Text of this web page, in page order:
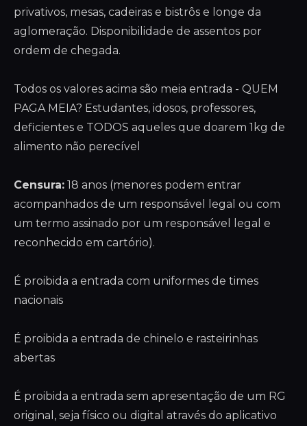
privativos, mesas, cadeiras e bistrôs e longe da
aglomeração. Disponibilidade de assentos por
ordem de chegada.
Todos os valores acima são meia entrada - QUEM
PAGA MEIA? Estudantes, idosos, professores,
deficientes e TODOS aqueles que doarem 1kg de
alimento não perecível
Censura: 18 anos (menores podem entrar
acompanhados de um responsável legal ou com
um termo assinado por um responsável legal e
reconhecido em cartório).
É proibida a entrada com uniformes de times
nacionais
É proibida a entrada de chinelo e rasteirinhas
abertas
É proibida a entrada sem apresentação de um RG
original, seja físico ou digital através do aplicativo